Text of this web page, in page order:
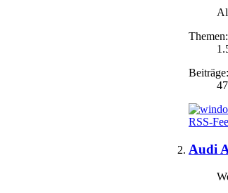
Themen:
Beiträge:
RSS-
Audi